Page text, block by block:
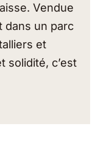
Vendue
dans un parc
et
solidité, c’est